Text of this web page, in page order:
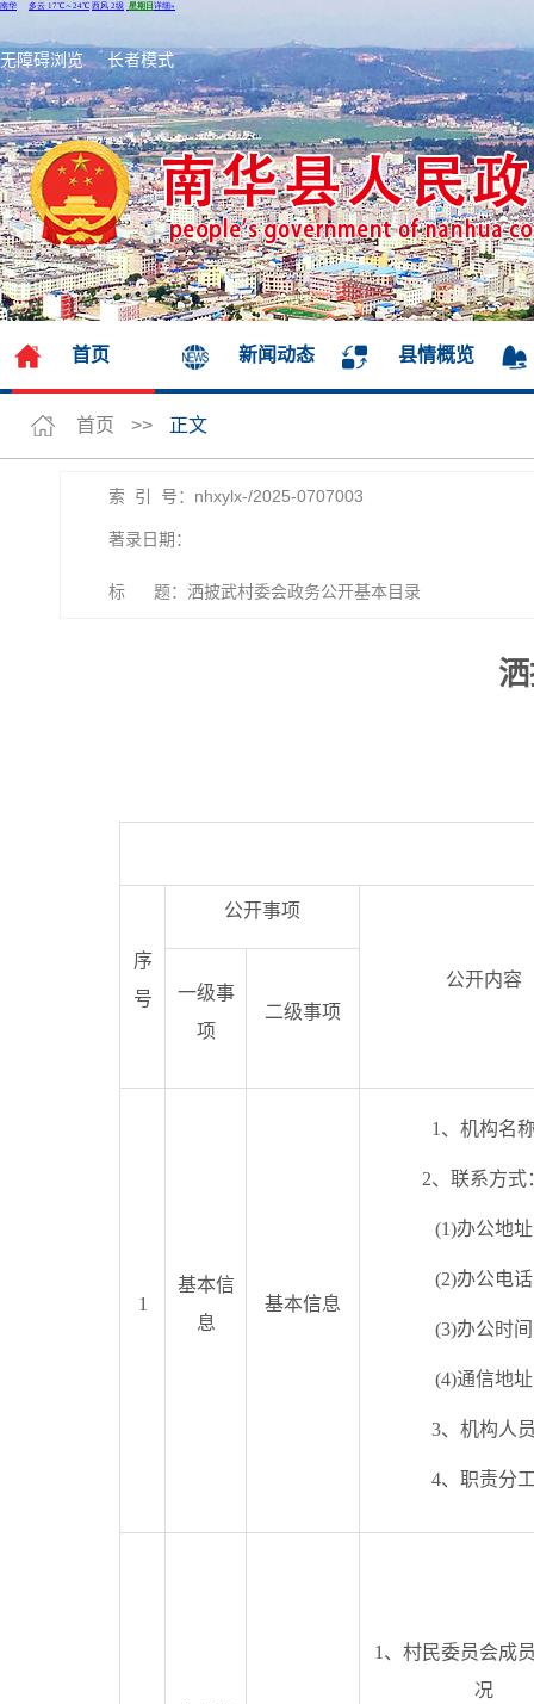
无障碍浏览 长者模式
首页 新闻动态 县情概览
首页 >> 正文
索 引 号：nhxylx-/2025-0707003
著录日期：
标 题：洒披武村委会政务公开基本目录
序
号
公开事项
公开内容
一级事
项
二级事项
1
基本信
息
基本信息
1、机构名
2、联系方式
(1)办公地址
(2)办公电话
(3)办公时间
(4)通信地址
3、机构人
4、职责分
1、村民委员会成
况